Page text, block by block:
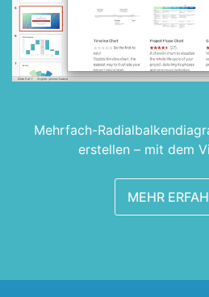
Mehrfach-
erstellen – mit dem
MEHR